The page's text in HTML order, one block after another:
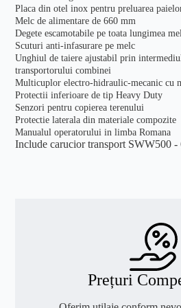
Placa din otel inox pentru preluarea
Melc de alimentare de 660 mm
Degete escamotabile pe toata lungimea
Scuturi anti-infasurare pe melc
Unghiul de taiere ajustabil prin
transportorului combinei
Multicuplor electro-hidraulic-mecanic cu
Protectii inferioare de tip Heavy Duty
Senzori pentru copierea terenului
Protectie laterala din materiale compozite
Manualul operatorului in limba Romana
Include carucior transport SWW500
Prețuri